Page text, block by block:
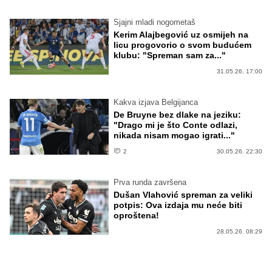
Sjajni mladi nogometaš
Kerim Alajbegović uz osmijeh na
licu progovorio o svom budućem
klubu: "Spreman sam za..."
31.05.26. 17:00
Kakva izjava Belgijanca
De Bruyne bez dlake na jeziku:
"Drago mi je što Conte odlazi,
nikada nisam mogao igrati..."
2 30.05.26. 22:30
Prva runda završena
Dušan Vlahović spreman za veliki
potpis: Ova izdaja mu neće biti
oproštena!
28.05.26. 08:29